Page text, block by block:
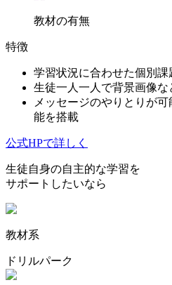
教材の有無
特徴
学習状況に合わせた個別課
生徒一人一人で背景画像
メッセージのやりとりが
能を搭載
公式HPで詳しく
生徒自身の自主的な学習を
サポートしたいなら
教材系
ドリルパーク